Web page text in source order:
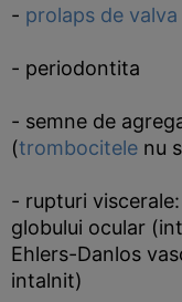
- prolaps de
- periodontita
- semne de
(trombocitele nu
- rupturi
globului ocular
Ehlers-Danlos
intalnit)